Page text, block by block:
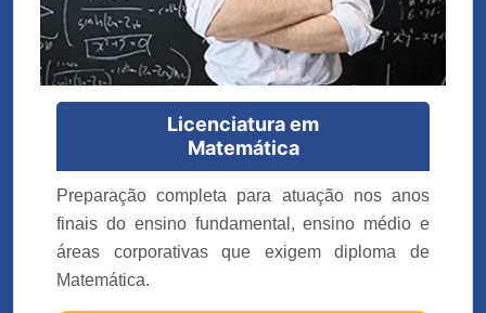
Licenciatura em
Matemática
Preparação completa para atuação nos anos
finais do ensino fundamental, ensino médio e
áreas corporativas que exigem diploma de
Matemática.